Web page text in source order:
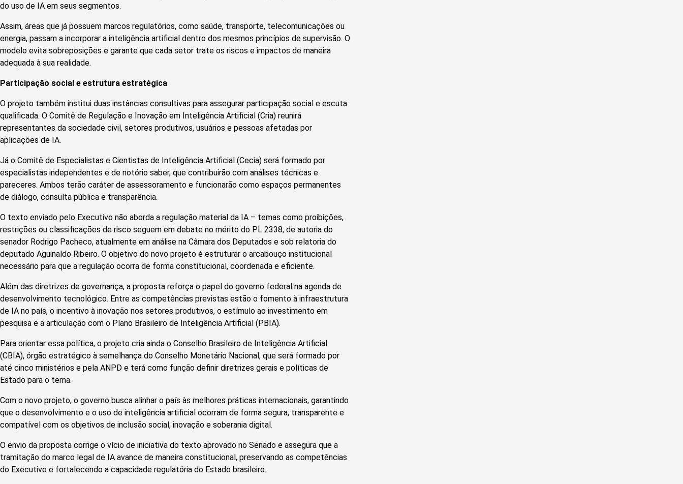
do uso de IA em seus segmentos.
Assim, áreas que já possuem marcos regulatórios, como saúde, transporte, telecomunicações ou
energia, passam a incorporar a inteligência artificial dentro dos mesmos princípios de supervisão. O
modelo evita sobreposições e garante que cada setor trate os riscos e impactos de maneira
adequada à sua realidade.
Participação social e estrutura estratégica
O projeto também institui duas instâncias consultivas para assegurar participação social e escuta
qualificada. O Comitê de Regulação e Inovação em Inteligência Artificial (Cria) reunirá
representantes da sociedade civil, setores produtivos, usuários e pessoas afetadas por
aplicações de IA.
Já o Comitê de Especialistas e Cientistas de Inteligência Artificial (Cecia) será formado por
especialistas independentes e de notório saber, que contribuirão com análises técnicas e
pareceres. Ambos terão caráter de assessoramento e funcionarão como espaços permanentes
de diálogo, consulta pública e transparência.
O texto enviado pelo Executivo não aborda a regulação material da IA – temas como proibições,
restrições ou classificações de risco seguem em debate no mérito do PL 2338, de autoria do
senador Rodrigo Pacheco, atualmente em análise na Câmara dos Deputados e sob relatoria do
deputado Aguinaldo Ribeiro. O objetivo do novo projeto é estruturar o arcabouço institucional
necessário para que a regulação ocorra de forma constitucional, coordenada e eficiente.
Além das diretrizes de governança, a proposta reforça o papel do governo federal na agenda de
desenvolvimento tecnológico. Entre as competências previstas estão o fomento à infraestrutura
de IA no país, o incentivo à inovação nos setores produtivos, o estímulo ao investimento em
pesquisa e a articulação com o Plano Brasileiro de Inteligência Artificial (PBIA).
Para orientar essa política, o projeto cria ainda o Conselho Brasileiro de Inteligência Artificial
(CBIA), órgão estratégico à semelhança do Conselho Monetário Nacional, que será formado por
até cinco ministérios e pela ANPD e terá como função definir diretrizes gerais e políticas de
Estado para o tema.
Com o novo projeto, o governo busca alinhar o país às melhores práticas internacionais, garantindo
que o desenvolvimento e o uso de inteligência artificial ocorram de forma segura, transparente e
compatível com os objetivos de inclusão social, inovação e soberania digital.
O envio da proposta corrige o vício de iniciativa do texto aprovado no Senado e assegura que a
tramitação do marco legal de IA avance de maneira constitucional, preservando as competências
do Executivo e fortalecendo a capacidade regulatória do Estado brasileiro.